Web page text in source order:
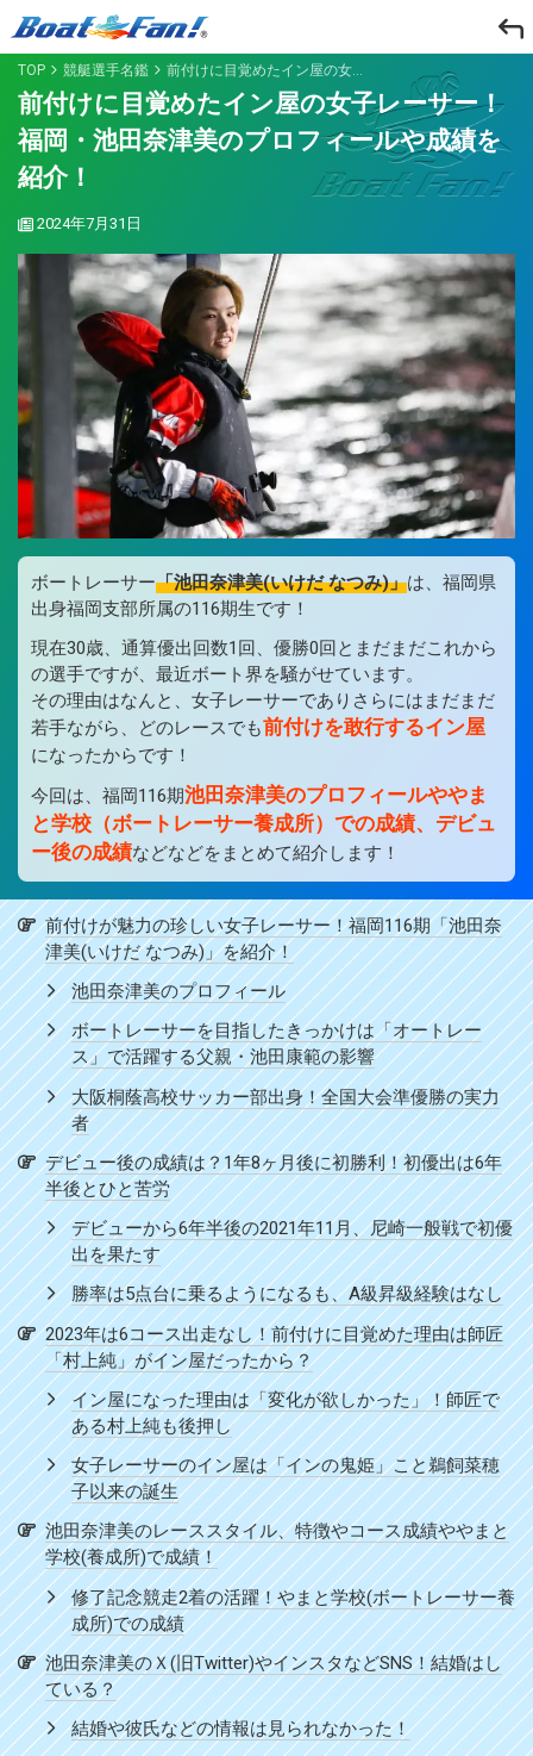
TOP 競艇選手名鑑
前付けに目覚めたイン屋の女子レーサー！
福岡・池田奈津美のプロフィールや成績を
紹介！
2024年7月31日
ボートレーサー「池田奈津美(いけだ なつみ)」は、福岡県
出身福岡支部所属の116期生です！
現在30歳、通算優出回数1回、優勝0回とまだまだこれから
の選手ですが、最近ボート界を騒がせています。
その理由はなんと、女子レーサーでありさらにはまだまだ
若手ながら、どのレースでも前付けを敢行するイン屋
になったからです！
今回は、福岡116期池田奈津美のプロフィールややま
と学校（ボートレーサー養成所）での成績、デビュ
ー後の成績などなどをまとめて紹介します！
前付けが魅力の珍しい女子レーサー！福岡116期「池田奈
津美(いけだ なつみ)」を紹介！
池田奈津美のプロフィール
ボートレーサーを目指したきっかけは「オートレー
ス」で活躍する父親・池田康範の影響
大阪桐蔭高校サッカー部出身！全国大会準優勝の実力
者
デビュー後の成績は？1年8ヶ月後に初勝利！初優出は6年
半後とひと苦労
デビューから6年半後の2021年11月、尼崎一般戦で初優
出を果たす
勝率は5点台に乗るようになるも、A級昇級経験はなし
2023年は6コース出走なし！前付けに目覚めた理由は師匠
「村上純」がイン屋だったから？
イン屋になった理由は「変化が欲しかった」！師匠で
ある村上純も後押し
女子レーサーのイン屋は「インの鬼姫」こと鵜飼菜穂
子以来の誕生
池田奈津美のレーススタイル、特徴やコース成績ややまと
学校(養成所)で成績！
修了記念競走2着の活躍！やまと学校(ボートレーサー養
成所)での成績
池田奈津美のＸ(旧Twitter)やインスタなどSNS！結婚はし
ている？
結婚や彼氏などの情報は見られなかった！